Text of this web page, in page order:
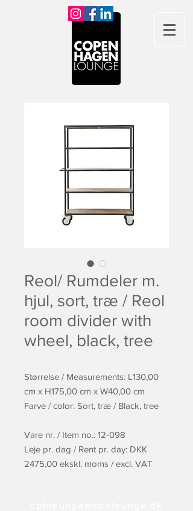
Reol/ Rumdeler m.
hjul, sort, træ / Reol
room divider with
wheel, black, tree
Størrelse / Measurements: L130,00
cm x H175,00 cm x W40,00 cm
Farve / color: Sort, træ / Black, tree
Vare nr. / Item no.: 12-098
Leje pr. dag / Rent pr. day: DKK
2475,00 ekskl. moms / excl. VAT